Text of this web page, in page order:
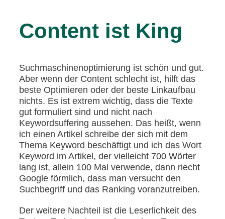
Content ist King
Suchmaschinenoptimierung ist schön und gut.
Aber wenn der Content schlecht ist, hilft das
beste Optimieren oder der beste Linkaufbau
nichts. Es ist extrem wichtig, dass die Texte
gut formuliert sind und nicht nach
Keywordsuffering aussehen. Das heißt, wenn
ich einen Artikel schreibe der sich mit dem
Thema Keyword beschäftigt und ich das Wort
Keyword im Artikel, der vielleicht 700 Wörter
lang ist, allein 100 Mal verwende, dann riecht
Google förmlich, dass man versucht den
Suchbegriff und das Ranking voranzutreiben.
Der weitere Nachteil ist die Leserlichkeit des